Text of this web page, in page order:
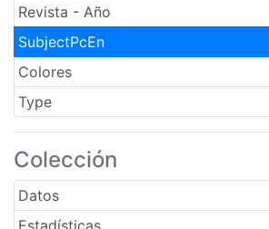
Revista - Año
SubjectPcEn
Colores
Type
Colección
Datos